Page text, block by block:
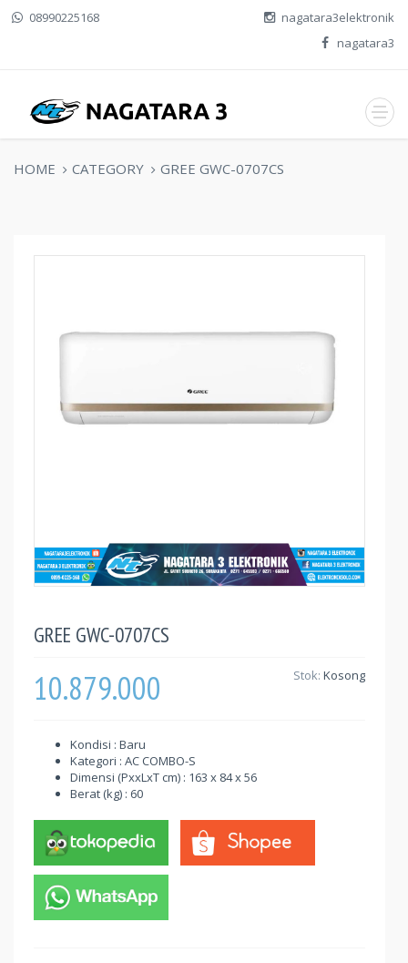
08990225168
nagatara3elektronik
nagatara3
HOME CATEGORY GREE GWC-0707CS
GREE GWC-0707CS
10.879.000 Stok: Kosong
Kondisi : Baru
Kategori : AC COMBO-S
Dimensi (PxxLxT cm) : 163 x 84 x 56
Berat (kg) : 60